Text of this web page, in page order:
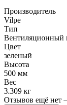
Производитель
Vilpe
Тип
Вентиляционный
Цвет
зеленый
Высота
500 мм
Вес
3.309 кг
Отзывов ещё нет